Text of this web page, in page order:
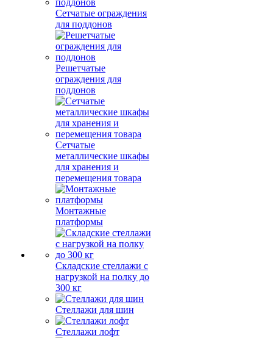
Сетчатые ограждения
для поддонов
Решетчатые
ограждения для
поддонов
Сетчатые
металлические шкафы
для хранения и
перемещения товара
Монтажные
платформы
Складские стеллажи с
нагрузкой на полку до
300 кг
Стеллажи для шин
Стеллажи лофт